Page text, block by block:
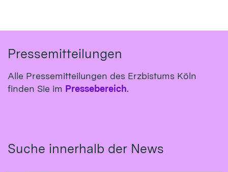
Pressemitteilungen
Alle Pressemitteilungen des Erzbistums Köln
finden Sie im Pressebereich.
Suche innerhalb der News